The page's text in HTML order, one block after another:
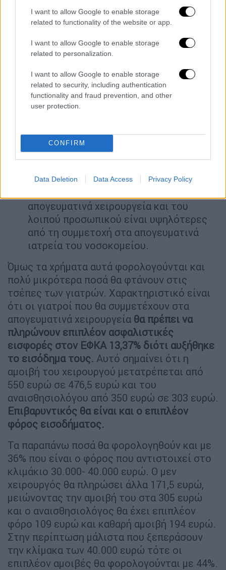
I want to allow Google to enable storage
related to functionality of the website or app.
I want to allow Google to enable storage
related to personalization.
I want to allow Google to enable storage
related to security, including authentication
functionality and fraud prevention, and other
user protection.
CONFIRM
Data Deletion Data Access Privacy Policy
Σε μία επέμβαση χολοκυστεκτομής, η
αμοιβή για το συντονιστή διευθυντή ή
καθηγητή είναι στα 550 ευρώ και η
αμοιβή του αναισθησιολόγου 350 ευρώ.
Στις βαριές επεμβάσεις, αρθροπλαστική
ισχίου, η αμοιβή για το συντονιστή για
κάθε χειρουργείο ή καθηγητή είναι στα
750 ευρώ και στον αναισθησιολόγο 400
Στις εξαιρετικά βαριές επεμβάσεις η
αμοιβή του συντονιστή διευθυντή είναι
450 ευρώ και αντίστοιχα οι αμοιβές των
απογευματινά χειρουργεία και του
λοιπού προσωπικού είναι υψηλότερες
από τη συμμετοχή στα απογευματινά
ιατρεία του νοσοκομείου.
Όμως τα χρήματα αυτά φορολογούνται και
πολύ μικρότερα ποσά θα φτάνουν στις
τσέπες των γιατρών. Χαρακτηριστικό είναι
ότι οι γιατροί που θα συμμετέχουν στα
απογευματινά χειρουργεία θα πρέπει να
πληρώνουν επιπλέον ασφαλιστικές
εισφορές στον ΕΦΚΑ 13,37% διότι αυξήθηκε
το εισόδημα τους. Αυτό σημαίνει ότι η
αμοιβή του χειρουργού μετατρέπεται από
550 ευρώ σε 476,5 ευρώ και του
αναισθησιολόγου από 350 ευρώ σε 303 ευρώ.
Επιβαρυντικός θα είναι και ο επιπλέον
φόρος εισοδήματος.
Τα παραπάνω ποσά θα φορολογηθούν και με
36% που είναι ο φόρος που αντιστοιχεί στο
κλιμάκιο 30.000- 40.000 ευρώ. Ο μεν
χειρουργός θα πληρώσει άλλα 171,5 ευρώ,
μειώνοντας την αμοιβή του στα 305 ευρώ
και ο αναισθησιολόγος θα έχει επιπλέον
φόρο 109 ευρώ και καθαρή αμοιβή 194 ευρώ.
Στην περίπτωση μάλιστα που ξεπεράσουν
την κλίμακα των 40.000 ευρώ τότε οι
επιπλέον αμοιβές θα φορολογούνται με 44%.